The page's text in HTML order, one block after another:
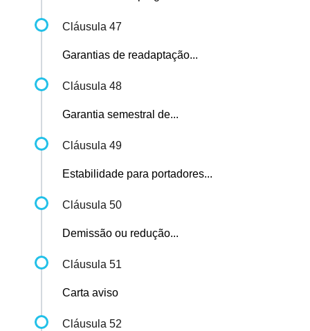
Cláusula 47
Garantias de readaptação...
Cláusula 48
Garantia semestral de...
Cláusula 49
Estabilidade para portadores...
Cláusula 50
Demissão ou redução...
Cláusula 51
Carta aviso
Cláusula 52